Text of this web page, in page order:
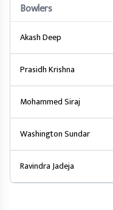
Bowlers
Akash Deep
Prasidh Krishna
Mohammed Siraj
Washington Sundar
Ravindra Jadeja